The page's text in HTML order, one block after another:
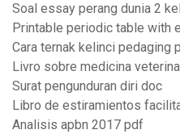
Soal essay perang dunia 2
Printable periodic table with
Cara ternak kelinci pedaging
Livro sobre medicina
Surat pengunduran diri doc
Libro de estiramientos
Analisis apbn 2017 pdf